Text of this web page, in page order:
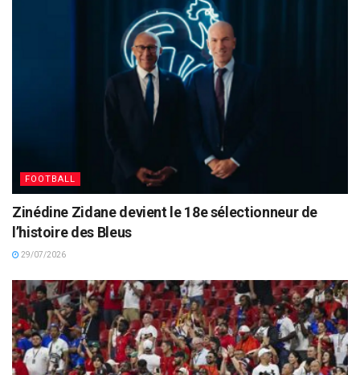
FOOTBALL
Zinédine Zidane devient le 18e sélectionneur de
l’histoire des Bleus
29/07/2026